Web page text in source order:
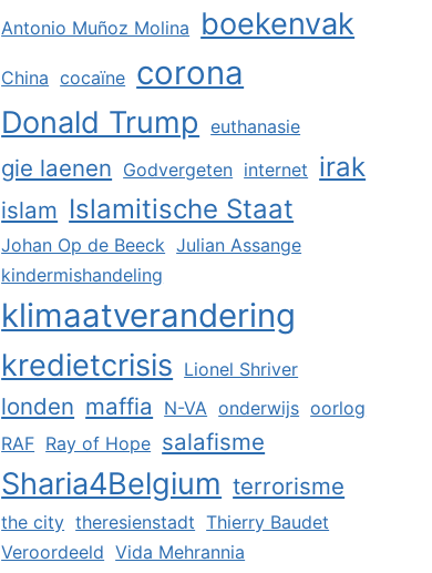
Antonio Muñoz Molina boekenvak
China cocaïne corona
Donald Trump euthanasie
gie laenen Godvergeten internet irak
islam Islamitische Staat
Johan Op de Beeck Julian Assange
kindermishandeling
klimaatverandering
kredietcrisis Lionel Shriver
londen maffia N-VA onderwijs oorlog
RAF Ray of Hope salafisme
Sharia4Belgium terrorisme
the city theresienstadt Thierry Baudet
Veroordeeld Vida Mehrannia